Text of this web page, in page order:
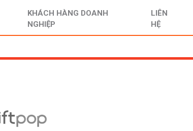
KHÁCH HÀNG DOANH
NGHIỆP
LIÊN
HỆ